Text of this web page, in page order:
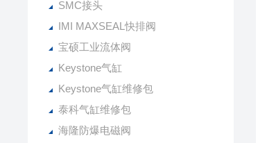
SMC接头
IMI MAXSEAL快排阀
宝硕工业流体阀
Keystone气缸
Keystone气缸维修包
泰科气缸维修包
海隆防爆电磁阀